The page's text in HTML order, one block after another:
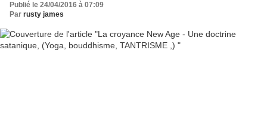
Publié le 24/04/2016 à 07:09
Par rusty james